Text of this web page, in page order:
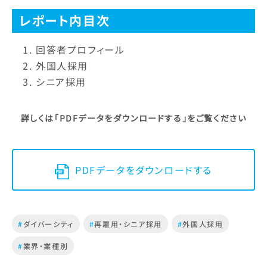
レポート内目次
回答者プロフィール
外国人採用
シニア採用
詳しくは「PDFデータをダウンロードする」をご覧ください
PDFデータをダウンロードする
#ダイバーシティ #再雇用・シニア採用 #外国人採用
#業界・業種別